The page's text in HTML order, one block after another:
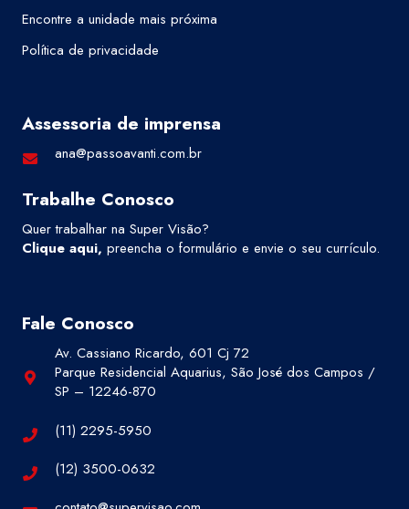
Encontre a unidade mais próxima
Política de privacidade
Assessoria de imprensa
ana@passoavanti.com.br
Trabalhe Conosco
Quer trabalhar na Super Visão?
Clique aqui, preencha o formulário e envie o seu currículo.
Fale Conosco
Av. Cassiano Ricardo, 601 Cj 72
Parque Residencial Aquarius, São José dos Campos /
SP – 12246-870
(11) 2295-5950
(12) 3500-0632